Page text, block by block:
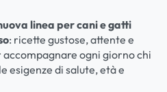
il cibo per cani e gatti
ogni giorno, con gusto
linea per cani e gatti
: ricette gustose, attente e
ogni giorno chi
esigenze di salute, età e